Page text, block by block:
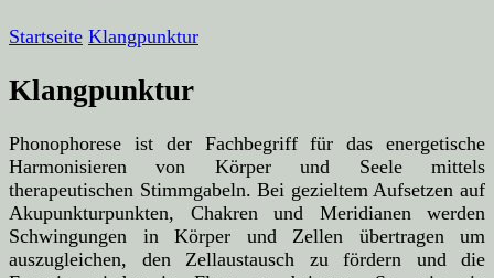
Startseite Klangpunktur
Klangpunktur
Phonophorese ist der Fachbegriff für das energetische
Harmonisieren von Körper und Seele mittels
therapeutischen Stimmgabeln. Bei gezieltem Aufsetzen auf
Akupunkturpunkten, Chakren und Meridianen werden
Schwingungen in Körper und Zellen übertragen um
auszugleichen, den Zellaustausch zu fördern und die